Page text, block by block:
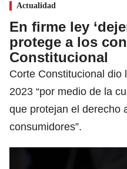
Actualidad
En firme ley
protege a los
Constitucional
Corte Constitucional dio
2023 “por medio de la
que protejan el derecho
consumidores”.